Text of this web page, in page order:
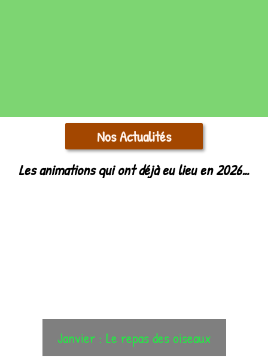
Nos Actualités
Les animations qui ont déjà eu lieu en 2026…
Janvier : Le repas des oiseaux